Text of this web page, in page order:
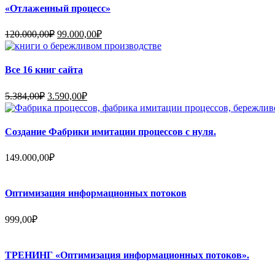
200.000,00₽.
«Отлаженный процесс»
120.000,00₽ Первоначальная
цена
составляла
120.000,00₽.
99.000,00₽Текущая
цена:
Все 16 книг сайта
5.384,00₽ Первоначальная
цена
составляла
5.384,00₽.
3.590,00₽Текущая
цена:
Создание Фабрики имитации процессов с нуля.
149.000,00₽
Оптимизация информационных потоков
999,00₽
ТРЕНИНГ «Оптимизация информационных потоков».